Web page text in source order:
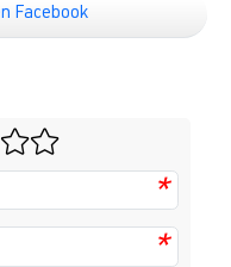
Facebook
*
*